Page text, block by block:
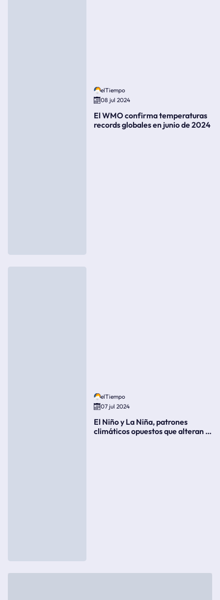
elTiempo
08 jul 2024
El WMO confirma temperaturas
records globales en junio de 2024
elTiempo
07 jul 2024
El Niño y La Niña, patrones
climáticos opuestos que alteran la